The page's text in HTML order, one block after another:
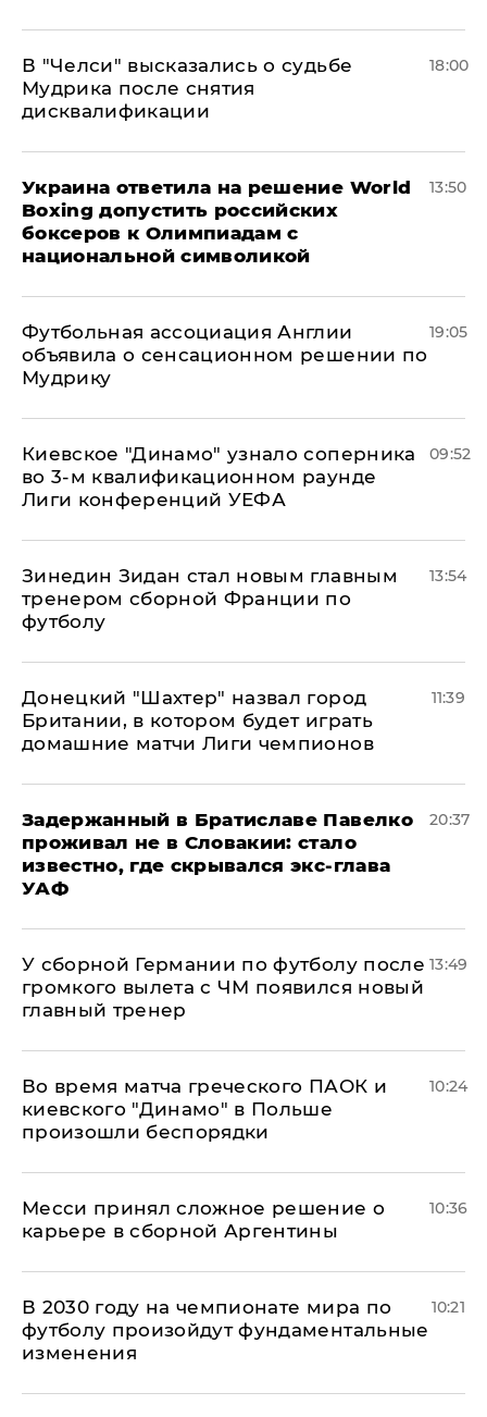
В "Челси" высказались о судьбе
Мудрика после снятия
дисквалификации
18:00
Украина ответила на решение World
Boxing допустить российских
боксеров к Олимпиадам с
национальной символикой
13:50
Футбольная ассоциация Англии
объявила о сенсационном решении по
Мудрику
19:05
Киевское "Динамо" узнало соперника
во 3-м квалификационном раунде
Лиги конференций УЕФА
09:52
Зинедин Зидан стал новым главным
тренером сборной Франции по
футболу
13:54
Донецкий "Шахтер" назвал город
Британии, в котором будет играть
домашние матчи Лиги чемпионов
11:39
Задержанный в Братиславе Павелко
проживал не в Словакии: стало
известно, где скрывался экс-глава
УАФ
20:37
У сборной Германии по футболу после
громкого вылета с ЧМ появился новый
главный тренер
13:49
Во время матча греческого ПАОК и
киевского "Динамо" в Польше
произошли беспорядки
10:24
Месси принял сложное решение о
карьере в сборной Аргентины
10:36
В 2030 году на чемпионате мира по
футболу произойдут фундаментальные
изменения
10:21